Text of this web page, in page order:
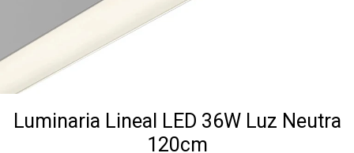
Luminaria Lineal LED 36W Luz Neutra
120cm